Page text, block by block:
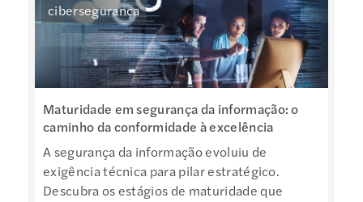
cibersegurança
Maturidade em segurança da informação: o
caminho da conformidade à excelência
A segurança da informação evoluiu de
exigência técnica para pilar estratégico.
Descubra os estágios de maturidade que